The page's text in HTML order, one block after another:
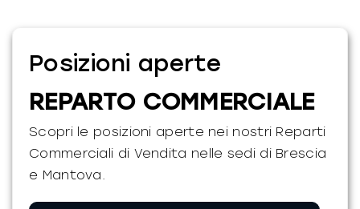
Posizioni aperte
REPARTO COMMERCIALE
Scopri le posizioni aperte nei nostri Reparti
Commerciali di Vendita nelle sedi di Brescia
e Mantova.